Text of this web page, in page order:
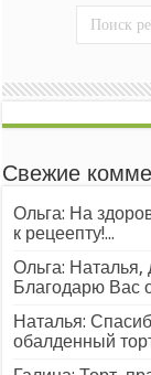
Свежие
Ольга: На
к рецеепту!...
Ольга: Наталья,
Благодарю Вас
Наталья:
обалденный